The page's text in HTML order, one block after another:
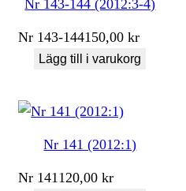
Nr 143-144 (2012:3-4)
Nr 143-144150,00kr
Lägg till i varukorg
Nr 141 (2012:1)
Nr 141 120,00kr